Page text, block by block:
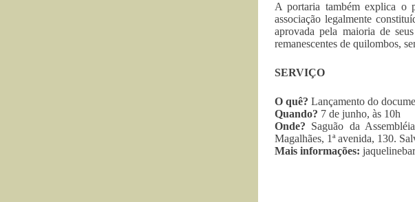
A portaria também explica o
associação legalmente
aprovada pela maioria de
remanescentes de quilombos,
SERVIÇO
O quê? Lançamento do
Quando? 7 de junho, às 10h
Onde? Saguão da
Magalhães, 1ª avenida, 130.
Mais informações: